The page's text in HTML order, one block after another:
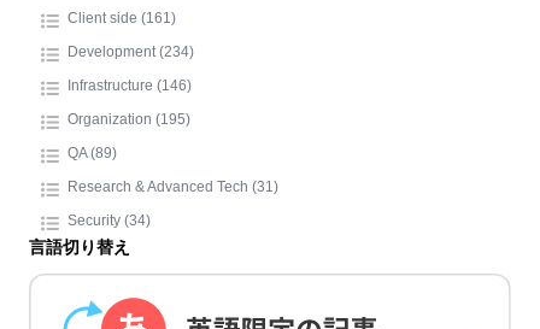
Client side (161)
Development (234)
Infrastructure (146)
Organization (195)
QA (89)
Research & Advanced Tech (31)
Security (34)
言語切り替え